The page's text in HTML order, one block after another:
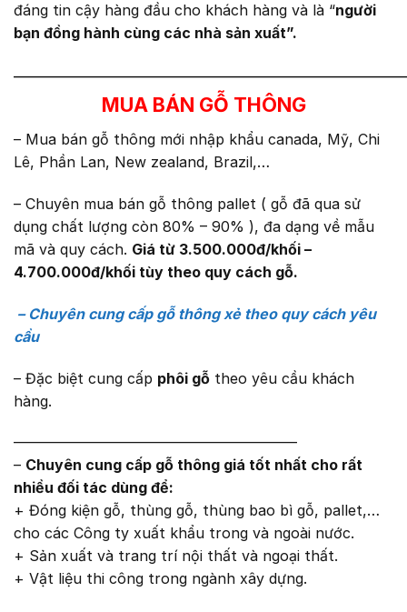
đáng tin cậy hàng đầu cho khách hàng và là “người
bạn đồng hành cùng các nhà sản xuất”.
MUA BÁN GỖ THÔNG
– Mua bán gỗ thông mới nhập khẩu canada, Mỹ, Chi
Lê, Phần Lan, New zealand, Brazil,…
– Chuyên mua bán gỗ thông pallet ( gỗ đã qua sử
dụng chất lượng còn 80% – 90% ), đa dạng về mẫu
mã và quy cách. Giá từ 3.500.000đ/khối –
4.700.000đ/khối tùy theo quy cách gỗ.
– Chuyên cung cấp gỗ thông xẻ theo quy cách yêu
cầu
– Đặc biệt cung cấp phôi gỗ theo yêu cầu khách
hàng.
———————————————————–
– Chuyên cung cấp gỗ thông giá tốt nhất cho rất
nhiều đối tác dùng để:
+ Đóng kiện gỗ, thùng gỗ, thùng bao bì gỗ, pallet,…
cho các Công ty xuất khẩu trong và ngoài nước.
+ Sản xuất và trang trí nội thất và ngoại thất.
+ Vật liệu thi công trong ngành xây dựng.